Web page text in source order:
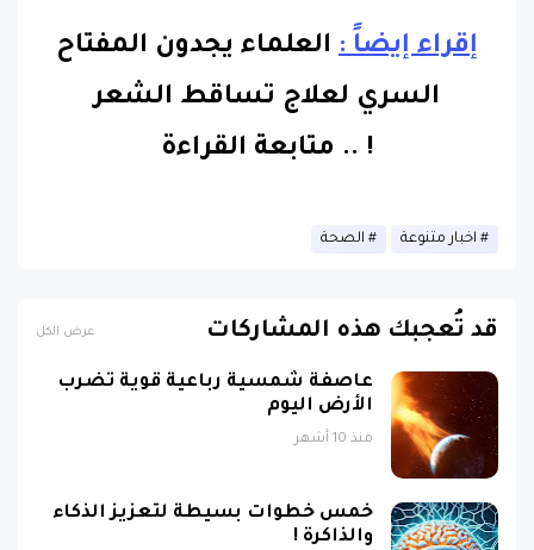
إقراء إيضاً : العلماء يجدون المفتاح
السري لعلاج تساقط الشعر
!
.. متابعة القراءة
اخبار متنوعة الصحة
قد تُعجبك هذه المشاركات عرض الكل
عاصفة شمسية رباعية قوية تضرب
الأرض اليوم
منذ 10 أشهر
خمس خطوات بسيطة لتعزيز الذكاء
والذاكرة !